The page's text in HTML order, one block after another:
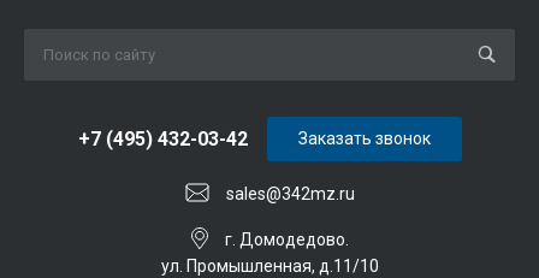
sales@342mz.ru
+7 (495) 432-03-42
г. Домодедово.
ул. Промышленная, д.11/10
Заказать звонок